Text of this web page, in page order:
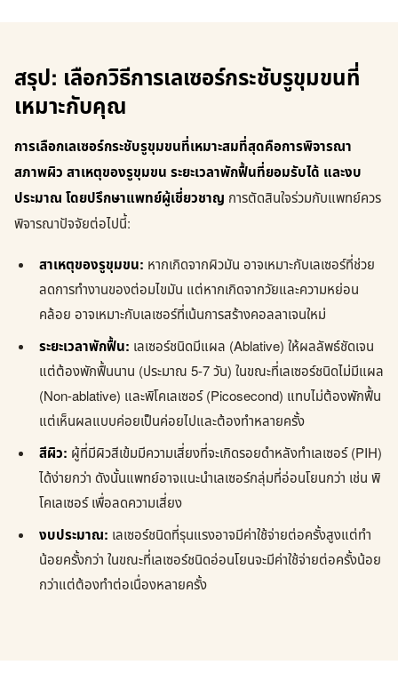
สรุป: เลือกวิธีการเลเซอร์กระชับรูขุมขนที่
เหมาะกับคุณ
การเลือกเลเซอร์กระชับรูขุมขนที่เหมาะสมที่สุดคือการพิจารณา
สภาพผิว สาเหตุของรูขุมขน ระยะเวลาพักฟื้นที่ยอมรับได้ และงบ
ประมาณ โดยปรึกษาแพทย์ผู้เชี่ยวชาญ การตัดสินใจร่วมกับแพทย์ควร
พิจารณาปัจจัยต่อไปนี้:
สาเหตุของรูขุมขน: หากเกิดจากผิวมัน อาจเหมาะกับเลเซอร์ที่ช่วย
ลดการทำงานของต่อมไขมัน แต่หากเกิดจากวัยและความหย่อน
คล้อย อาจเหมาะกับเลเซอร์ที่เน้นการสร้างคอลลาเจนใหม่
ระยะเวลาพักฟื้น: เลเซอร์ชนิดมีแผล (Ablative) ให้ผลลัพธ์ชัดเจน
แต่ต้องพักฟื้นนาน (ประมาณ 5-7 วัน) ในขณะที่เลเซอร์ชนิดไม่มีแผล
(Non-ablative) และพิโคเลเซอร์ (Picosecond) แทบไม่ต้องพักฟื้น
แต่เห็นผลแบบค่อยเป็นค่อยไปและต้องทำหลายครั้ง
สีผิว: ผู้ที่มีผิวสีเข้มมีความเสี่ยงที่จะเกิดรอยดำหลังทำเลเซอร์ (PIH)
ได้ง่ายกว่า ดังนั้นแพทย์อาจแนะนำเลเซอร์กลุ่มที่อ่อนโยนกว่า เช่น พิ
โคเลเซอร์ เพื่อลดความเสี่ยง
งบประมาณ: เลเซอร์ชนิดที่รุนแรงอาจมีค่าใช้จ่ายต่อครั้งสูงแต่ทำ
น้อยครั้งกว่า ในขณะที่เลเซอร์ชนิดอ่อนโยนจะมีค่าใช้จ่ายต่อครั้งน้อย
กว่าแต่ต้องทำต่อเนื่องหลายครั้ง